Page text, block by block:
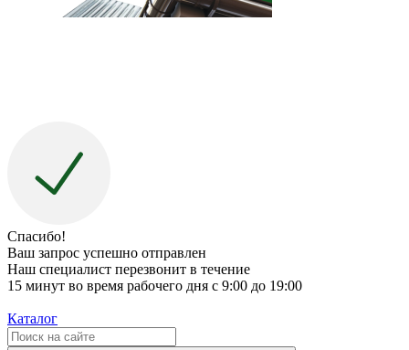
Спасибо!
Ваш запрос успешно отправлен
Наш специалист перезвонит в течение
15 минут во время рабочего дня с 9:00 до 19:00
Каталог